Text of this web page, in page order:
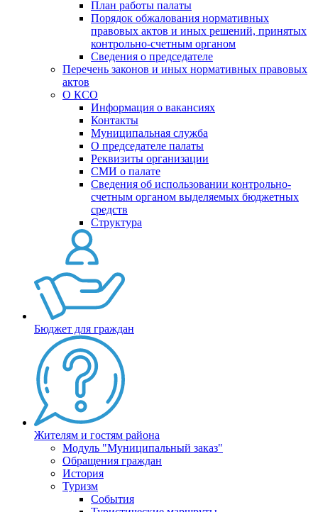
План работы палаты
Порядок обжалования нормативных
правовых актов и иных решений, принятых
контрольно-счетным органом
Сведения о председателе
Перечень законов и иных нормативных правовых
актов
О КСО
Информация о вакансиях
Контакты
Муниципальная служба
О председателе палаты
Реквизиты организации
СМИ о палате
Сведения об использовании контрольно-
счетным органом выделяемых бюджетных
средств
Структура
Бюджет для граждан
Жителям и гостям района
Модуль "Муниципальный заказ"
Обращения граждан
История
Туризм
События